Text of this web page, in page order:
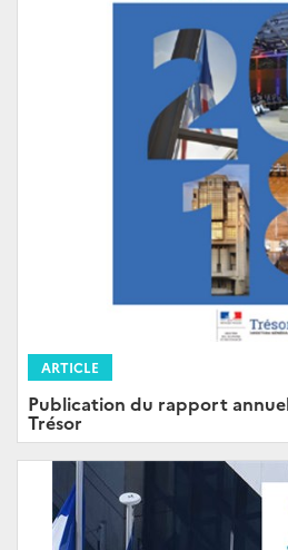
ARTICLE
Publication du rapport
Trésor